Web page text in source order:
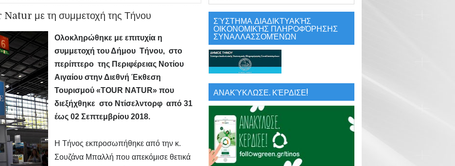
με τη συμμετοχή της Τήνου
Ολοκληρώθηκε με επιτυχία η
συμμετοχή του Δήμου Tήνου, στο
περίπτερο της Περιφέρειας Νοτίου
Αιγαίου στην Διεθνή Έκθεση
Τουρισμού «TOUR NATUR» που
διεξήχθηκε στο Ντίσελντορφ από 31
έως 02 Σεπτεμβρίου 2018.
Η Τήνος εκπροσωπήθηκε από την κ.
Σουζάνα Μπαλλή που απεκόμισε θετικά
ΣΎΣΤΗΜΑ ΔΙΑΔΙΚΤΥΑΚΉΣ
ΟΙΚΟΝΟΜΙΚΉΣ ΠΛΗΡΟΦΌΡΗΣΗΣ
ΣΥΝΑΛΛΑΣΣΟΜΈΝΩΝ
ΑΝΑΚΎΚΛΩΣΕ. ΚΈΡΔΙΣΕ!